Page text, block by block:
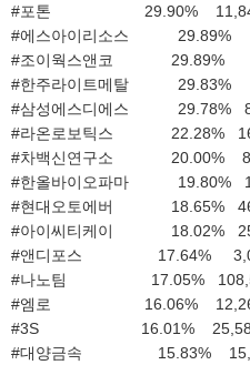
#포톤 29.90% 11,843
#에스아이리소스 29.89%
#조이웍스앤코 29.89%
#한주라이트메탈 29.83%
#삼성에스디에스 29.78%
#라온로보틱스 22.28%
#차백신연구소 20.00%
#한올바이오파마 19.80%
#현대오토에버 18.65%
#아이씨티케이 18.02%
#앤디포스 17.64%
#나노팀 17.05%
#엠로 16.06% 12,269
#3S 16.01% 25,581
#대양금속 15.83%